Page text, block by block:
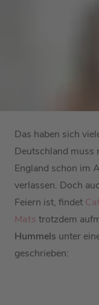
Das haben sich
Deutschland muss
England schon im
verlassen. Doch
Feiern ist, findet
Mats trotzdem
Hummels unter
geschrieben: